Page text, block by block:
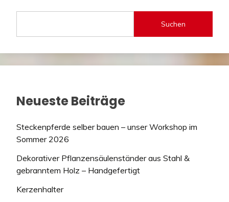
Suchen
Neueste Beiträge
Steckenpferde selber bauen – unser Workshop im
Sommer 2026
Dekorativer Pflanzensäulenständer aus Stahl &
gebranntem Holz – Handgefertigt
Kerzenhalter